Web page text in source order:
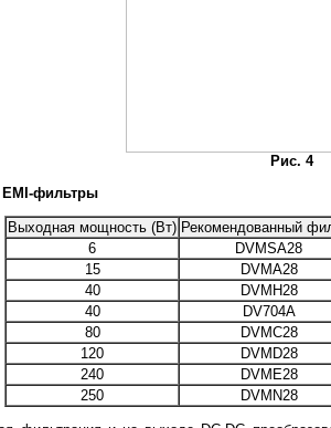
Рис. 4
фильтры
Выходная мощность (Вт) Рекомендованный
6
DVMSA28
15
DVMA28
40
DVMH28
40
DV704A
80
DVMC28
120
DVMD28
240
DVME28
250
DVMN28